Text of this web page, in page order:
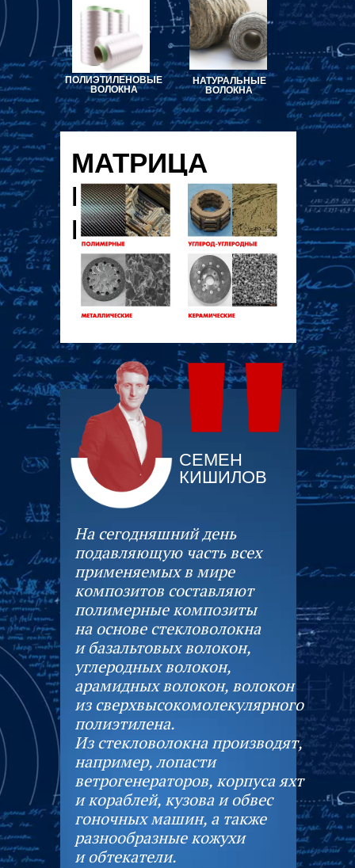
ПОЛИЭТИЛЕНОВЫЕ
ВОЛОКНА
НАТУРАЛЬНЫЕ
ВОЛОКНА
МАТРИЦА
КОМПОЗИТА
БЫВАЕТ:
"
На сегодняшний день
подавляющую часть всех
применяемых в мире
композитов составляют
полимерные композиты
на основе стекловолокна
и базальтовых волокон,
углеродных волокон,
арамидных волокон, волокон
из сверхвысокомолекулярного
полиэтилена.
Из стекловолокна производят,
например, лопасти
ветрогенераторов, корпуса яхт
и кораблей, кузова и обвес
гоночных машин, а также
разнообразные кожухи
и обтекатели.
СЕМЕН
КИШИЛОВ